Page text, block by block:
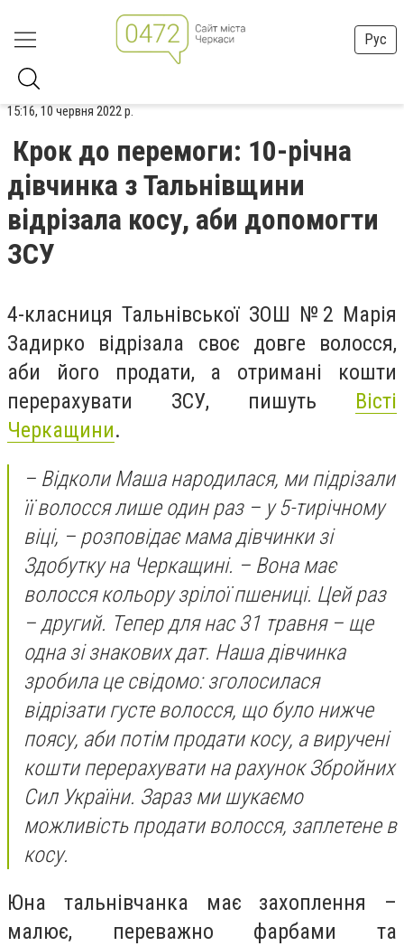
Рус
15:16, 10 червня 2022 р.
Крок до перемоги: 10-річна
дівчинка з Тальнівщини
відрізала косу, аби допомогти
ЗСУ
4-класниця Тальнівської ЗОШ №2 Марія
Задирко відрізала своє довге волосся,
аби його продати, а отримані кошти
перерахувати ЗСУ, пишуть Вісті
Черкащини.
– Відколи Маша народилася, ми підрізали
її волосся лише один раз – у 5-тирічному
віці, – розповідає мама дівчинки зі
Здобутку на Черкащині. – Вона має
волосся кольору зрілої пшениці. Цей раз
– другий. Тепер для нас 31 травня – ще
одна зі знакових дат. Наша дівчинка
зробила це свідомо: зголосилася
відрізати густе волосся, що було нижче
поясу, аби потім продати косу, а виручені
кошти перерахувати на рахунок Збройних
Сил України. Зараз ми шукаємо
можливість продати волосся, заплетене в
косу.
Юна тальнівчанка має захоплення –
малює, переважно фарбами та